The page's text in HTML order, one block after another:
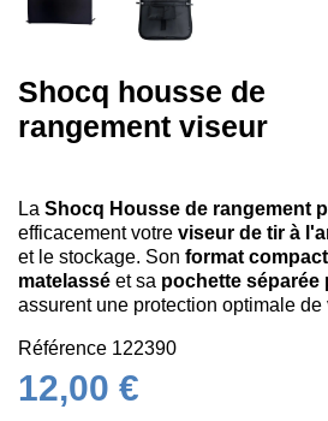
Shocq housse de
rangement viseur
La Shocq Housse de rangement
efficacement votre viseur de tir à
et le stockage. Son format compact
matelassé et sa pochette
assurent une protection optimale de
Référence 122390
12,00 €